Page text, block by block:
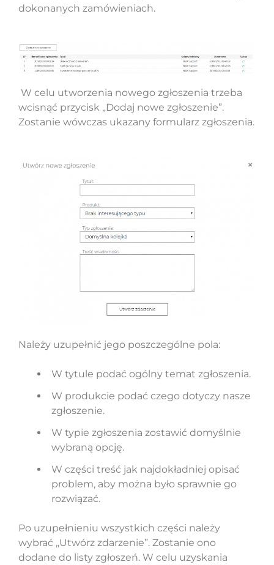
dokonanych zamówieniach.
W celu utworzenia nowego zgłoszenia trzeba
wcisnąć przycisk „Dodaj nowe zgłoszenie”.
Zostanie wówczas ukazany formularz zgłoszenia.
Należy uzupełnić jego poszczególne pola:
W tytule podać ogólny temat zgłoszenia.
W produkcie podać czego dotyczy nasze
zgłoszenie.
W typie zgłoszenia zostawić domyślnie
wybraną opcję.
W części treść jak najdokładniej opisać
problem, aby można było sprawnie go
rozwiązać.
Po uzupełnieniu wszystkich części należy
wybrać „Utwórz zdarzenie”. Zostanie ono
dodane do listy zgłoszeń. W celu uzyskania